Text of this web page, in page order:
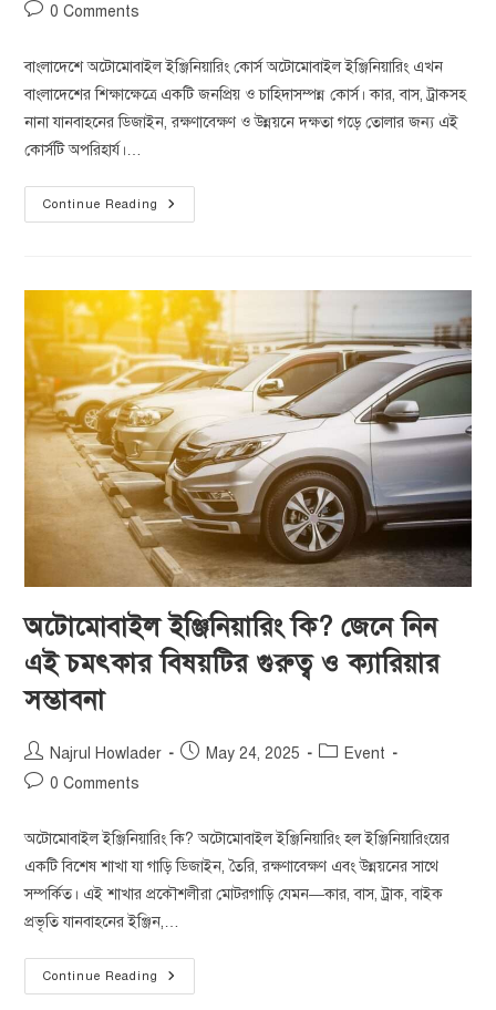
0 Comments
বাংলাদেশে অটোমোবাইল ইঞ্জিনিয়ারিং কোর্স অটোমোবাইল ইঞ্জিনিয়ারিং এখন
বাংলাদেশের শিক্ষাক্ষেত্রে একটি জনপ্রিয় ও চাহিদাসম্পন্ন কোর্স। কার, বাস, ট্রাকসহ
নানা যানবাহনের ডিজাইন, রক্ষণাবেক্ষণ ও উন্নয়নে দক্ষতা গড়ে তোলার জন্য এই
কোর্সটি অপরিহার্য।…
Continue Reading
অটোমোবাইল ইঞ্জিনিয়ারিং কি? জেনে নিন
এই চমৎকার বিষয়টির গুরুত্ব ও ক্যারিয়ার
সম্ভাবনা
Najrul Howlader May 24, 2025
Event
0 Comments
অটোমোবাইল ইঞ্জিনিয়ারিং কি? অটোমোবাইল ইঞ্জিনিয়ারিং হল ইঞ্জিনিয়ারিংয়ের
একটি বিশেষ শাখা যা গাড়ি ডিজাইন, তৈরি, রক্ষণাবেক্ষণ এবং উন্নয়নের সাথে
সম্পর্কিত। এই শাখার প্রকৌশলীরা মোটরগাড়ি যেমন—কার, বাস, ট্রাক, বাইক
প্রভৃতি যানবাহনের ইঞ্জিন,…
Continue Reading